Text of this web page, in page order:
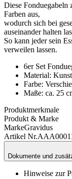
Diese Fonduegabeln
Farben aus,
wodurch sich bei
auseinander halten
So kann jeder sein
verweilen lassen.
6er Set
Material:
Farbe:
Maße: ca. 25
Produktmerkmale
Produkt & Marke
MarkeGravidus
Artikel Nr.
Dokumente und
Hinweise zur